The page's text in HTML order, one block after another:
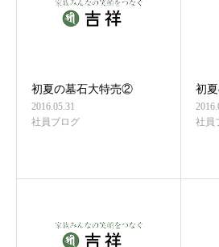
初夏の墓石大特売②
2016.05.31
社員ブログ
初
社員